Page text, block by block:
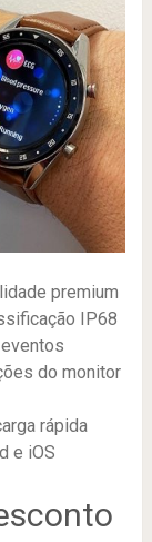
premium
IP68
do monitor
rápida
e iOS